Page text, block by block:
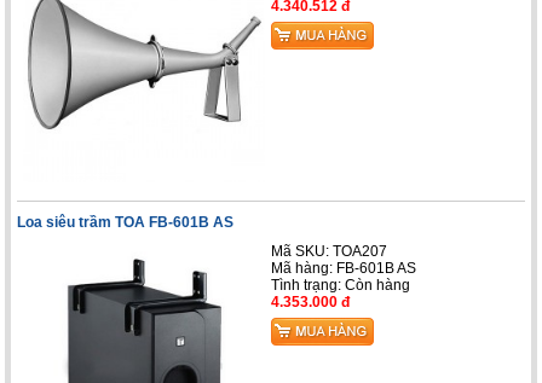
4.340.512 đ
Loa siêu trầm TOA FB-601B AS
Mã SKU: TOA207
Mã hàng: FB-601B AS
Tình trạng: Còn hàng
4.353.000 đ